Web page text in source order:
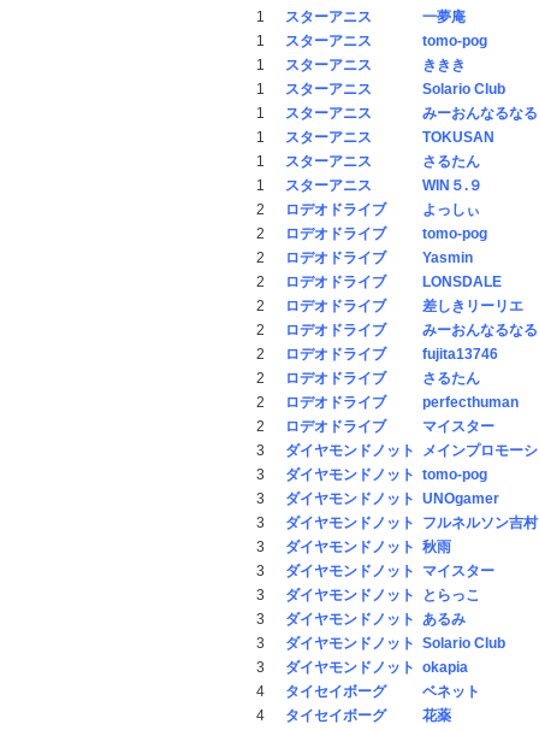
1
スターアニス
一夢庵
1
スターアニス
tomo-pog
1
スターアニス
ききき
1
スターアニス
Solario Club
1
スターアニス
みーおんなるなる
1
スターアニス
TOKUSAN
1
スターアニス
さるたん
1
スターアニス
WIN５.９
2
ロデオドライブ
よっしぃ
2
ロデオドライブ
tomo-pog
2
ロデオドライブ
Yasmin
2
ロデオドライブ
LONSDALE
2
ロデオドライブ
差しきリーリエ
2
ロデオドライブ
みーおんなるなる
2
ロデオドライブ
fujita13746
2
ロデオドライブ
さるたん
2
ロデオドライブ
perfecthuman
2
ロデオドライブ
マイスター
3
ダイヤモンドノット
メインプロモー
3
ダイヤモンドノット tomo-pog
3
ダイヤモンドノット UNOgamer
3
ダイヤモンドノット
フルネルソン吉村
3
ダイヤモンドノット 秋雨
3
ダイヤモンドノット
マイスター
3
ダイヤモンドノット
とらっこ
3
ダイヤモンドノット あるみ
3
ダイヤモンドノット Solario Club
3
ダイヤモンドノット okapia
4
タイセイボーグ
ベネット
4
タイセイボーグ
花薬